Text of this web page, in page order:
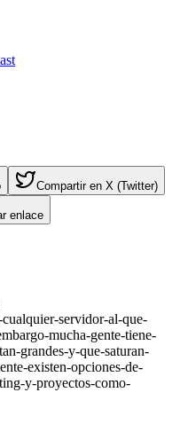
Compartir en X (Twitter)
enlace
cualquier-servidor-al-que-
mucha-gente-tiene-
grandes-y-que-saturan-
existen-opciones-de-
y-proyectos-como-